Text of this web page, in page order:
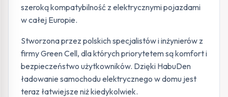
szeroką kompatybilność z elektrycznymi pojazdami
w całej Europie.
Stworzona przez polskich specjalistów i inżynierów z
firmy Green Cell, dla których priorytetem są komfort i
bezpieczeństwo użytkowników. Dzięki HabuDen
ładowanie samochodu elektrycznego w domu jest
teraz łatwiejsze niż kiedykolwiek.